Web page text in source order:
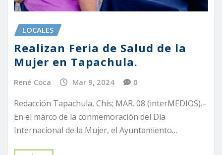
LOCALES
Realizan Feria de Salud de la
Mujer en Tapachula.
René Coca Mar 9, 2024 0
Redacción Tapachula, Chis; MAR. 08 (interMEDIOS).–
En el marco de la conmemoración del Día
Internacional de la Mujer, el Ayuntamiento…